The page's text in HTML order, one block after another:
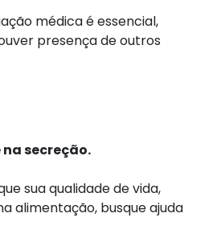
médica é essencial,
presença de outros
secreção.
sua qualidade de vida,
alimentação, busque ajuda